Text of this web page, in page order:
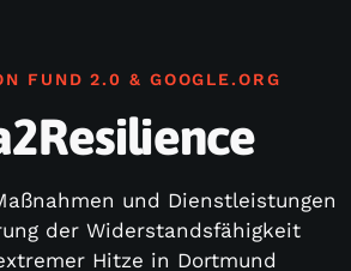
FUND 2.0 & GOOGLE.ORG
und Dienstleistungen
der Widerstandsfähigkeit
Hitze in Dortmund